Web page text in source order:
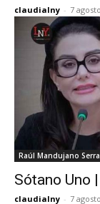
claudialny - 7
Raúl Mandujano
Sótano Uno
claudialny - 7